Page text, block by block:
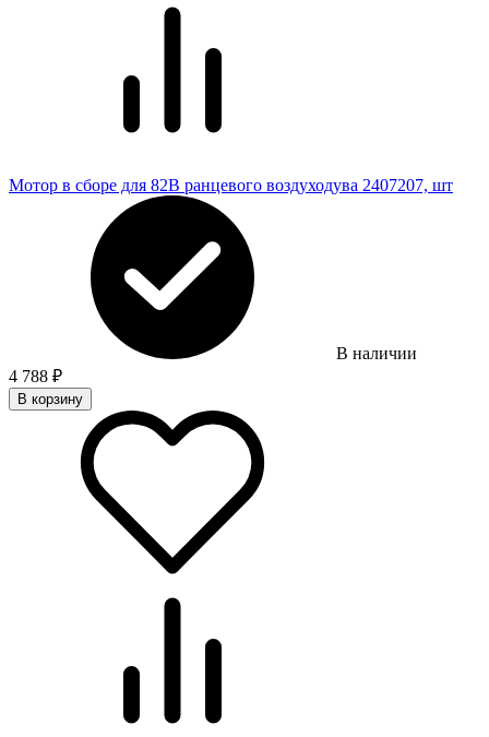
Мотор в сборе для 82В ранцевого воздуходува 2407207, шт
В наличии
4 788 ₽
В корзину